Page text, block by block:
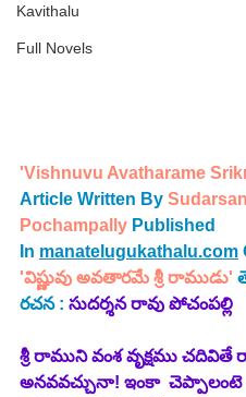
Kavithalu
Full Novels
'Vishnuvu Avatharame
Article Written By
Pochampally Published
In manatelugukathalu.com
'విష్ణువు అవతారమే శ్రీ రాముడు'
రచన : సుదర్శన రావు పోచంపల్లి
శ్రీ రాముని వంశ వృక్షము చదివితే
అనవవచ్చునా! ఇంకా  చెప్పాలంటె